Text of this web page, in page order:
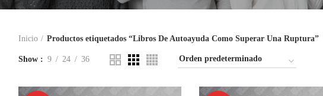
Inicio Productos etiquetados “Libros De Autoayuda Como Superar Una Ruptura”
Show 9 24 36